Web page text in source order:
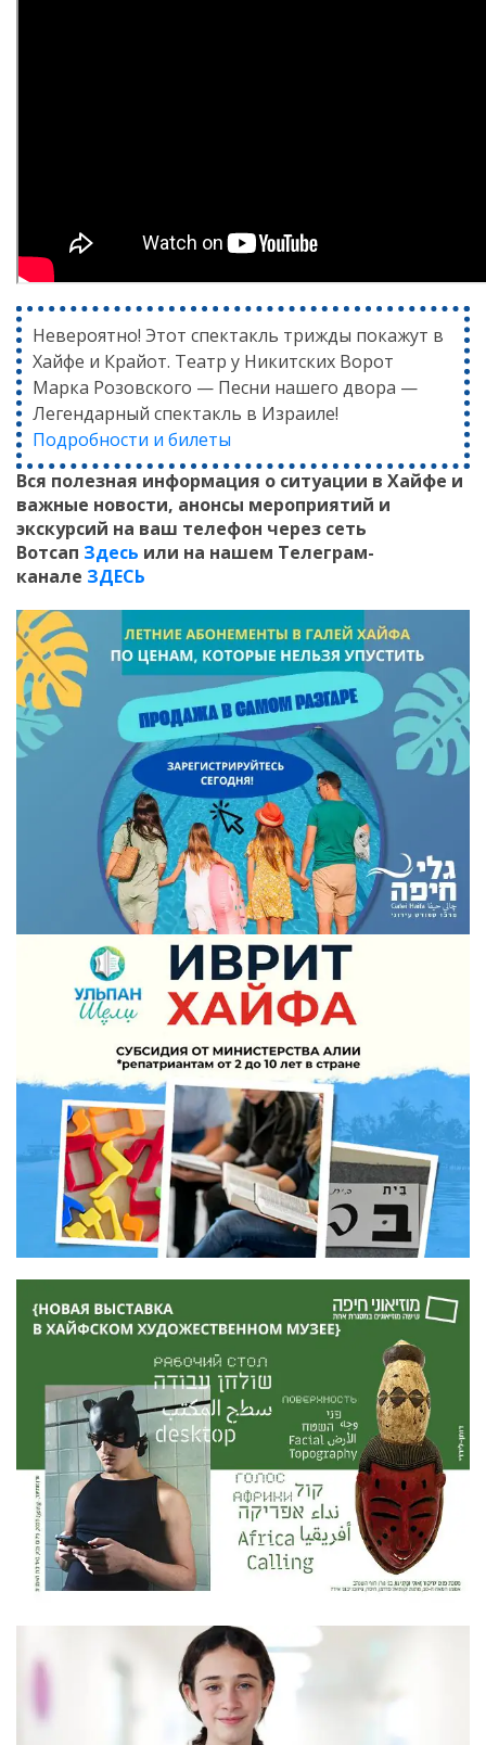
Невероятно! Этот спектакль трижды покажут в
Хайфе и Крайот. Театр у Никитских Ворот
Марка Розовского — Песни нашего двора —
Легендарный спектакль в Израиле!
Подробности и билеты
Вся полезная информация о ситуации в Хайфе и
важные новости, анонсы мероприятий и
экскурсий на ваш телефон через сеть
Вотсап Здесь или на нашем Телеграм-
канале ЗДЕСЬ